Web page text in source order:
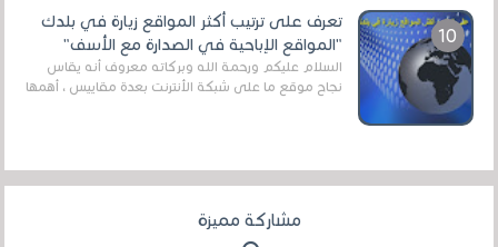
تعرف على ترتيب أكثر المواقع زيارة في بلدك
"المواقع الإباحية في الصدارة مع الأسف"
السلام عليكم ورحمة الله وبركاته معروف أنه يقاس
نجاح موقع ما على شبكة الأنترنت بعدة مقاييس ، أهمها
مشاركة مميزة